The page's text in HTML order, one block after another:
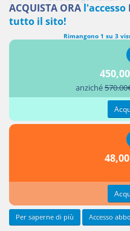
PRINCIPI SULLA PRODUZIONE
ACQUISTA ORA l'accesso
tutto il sito!
Rimangono 1 su 3
anziché
Per saperne di più Accesso